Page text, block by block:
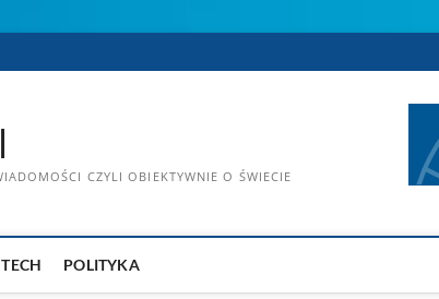
CZYLI OBIEKTYWNIE O ŚWIECIE
POLITYKA